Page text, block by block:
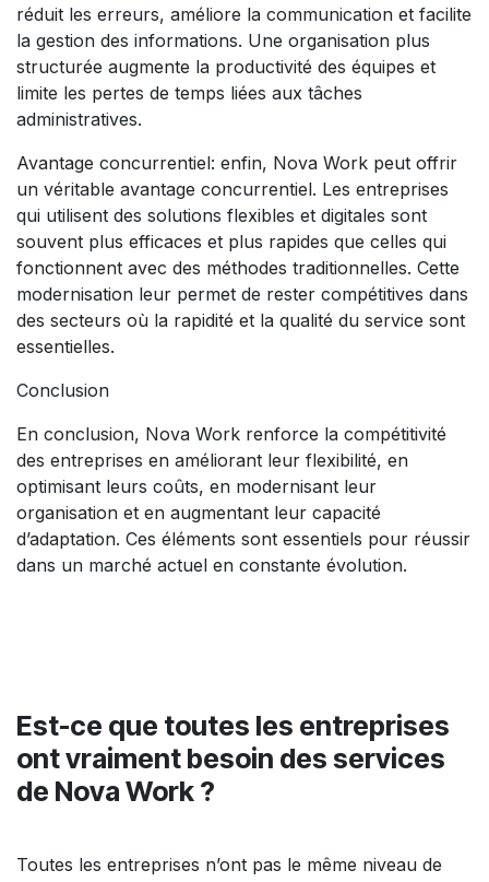
réduit les erreurs, améliore la communication et facilite
la gestion des informations. Une organisation plus
structurée augmente la productivité des équipes et
limite les pertes de temps liées aux tâches
administratives.
Avantage concurrentiel: enfin, Nova Work peut offrir
un véritable avantage concurrentiel. Les entreprises
qui utilisent des solutions flexibles et digitales sont
souvent plus efficaces et plus rapides que celles qui
fonctionnent avec des méthodes traditionnelles. Cette
modernisation leur permet de rester compétitives dans
des secteurs où la rapidité et la qualité du service sont
essentielles.
Conclusion
En conclusion, Nova Work renforce la compétitivité
des entreprises en améliorant leur flexibilité, en
optimisant leurs coûts, en modernisant leur
organisation et en augmentant leur capacité
d’adaptation. Ces éléments sont essentiels pour réussir
dans un marché actuel en constante évolution.
Est-ce que toutes les entreprises
ont vraiment besoin des services
de Nova Work ?
Toutes les entreprises n’ont pas le même niveau de